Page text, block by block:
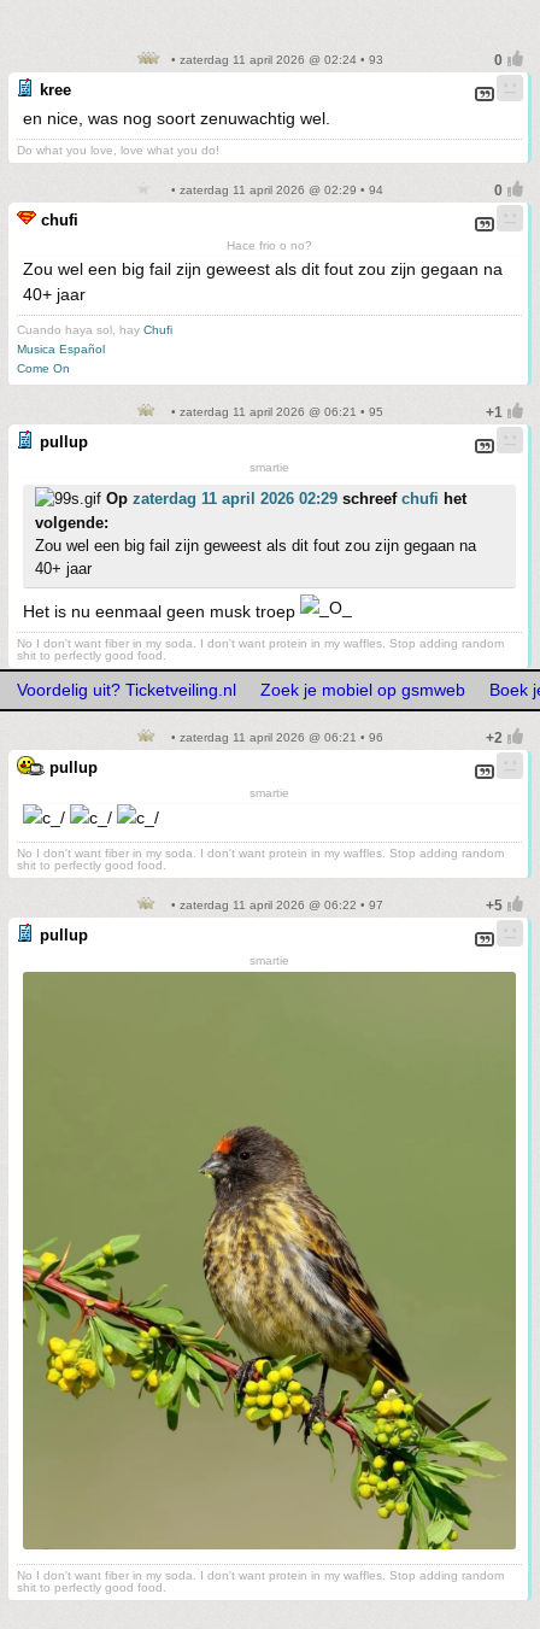
• zaterdag 11 april 2026 @ 02:24 • 93
kree
en nice, was nog soort zenuwachtig wel.
Do what you love, love what you do!
• zaterdag 11 april 2026 @ 02:29 • 94
chufi
Hace frio o no?
Zou wel een big fail zijn geweest als dit fout zou zijn gegaan na
40+ jaar
Cuando haya sol, hay Chufi
Musica Español
Come On
• zaterdag 11 april 2026 @ 06:21 • 95
pullup
smartie
Op zaterdag 11 april 2026 02:29 schreef chufi het
volgende:
Zou wel een big fail zijn geweest als dit fout zou zijn gegaan na
40+ jaar
Het is nu eenmaal geen musk troep
No I don't want fiber in my soda. I don't want protein in my waffles. Stop adding random
shit to perfectly good food.
Voordelig uit? Ticketveiling.nl Zoek je mobiel op gsmweb Boek
• zaterdag 11 april 2026 @ 06:21 • 96
pullup
smartie
No I don't want fiber in my soda. I don't want protein in my waffles. Stop adding random
shit to perfectly good food.
• zaterdag 11 april 2026 @ 06:22 • 97
pullup
smartie
No I don't want fiber in my soda. I don't want protein in my waffles. Stop adding random
shit to perfectly good food.